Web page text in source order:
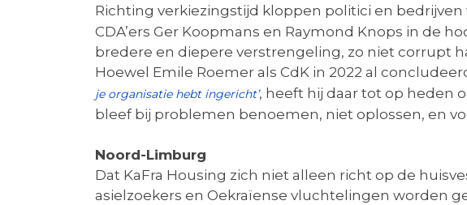
Richting verkiezingstijd kloppen politici en bedrijven
CDA’ers Ger Koopmans en Raymond Knops in de
bredere en diepere verstrengeling, zo niet corrupt
Hoewel Emile Roemer als CdK in 2022 al
je organisatie hebt ingericht’, heeft hij daar tot op heden
bleef bij problemen benoemen, niet oplossen, en
Noord-Limburg
Dat KaFra Housing zich niet alleen richt op de
asielzoekers en Oekraïense vluchtelingen worden